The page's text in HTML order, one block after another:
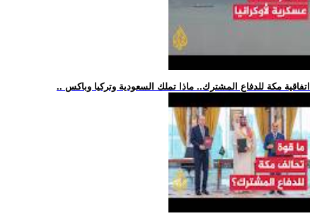
.. اتفاقية مكة للدفاع المشترك.. ماذا تملك السعودية وتركيا وباكس